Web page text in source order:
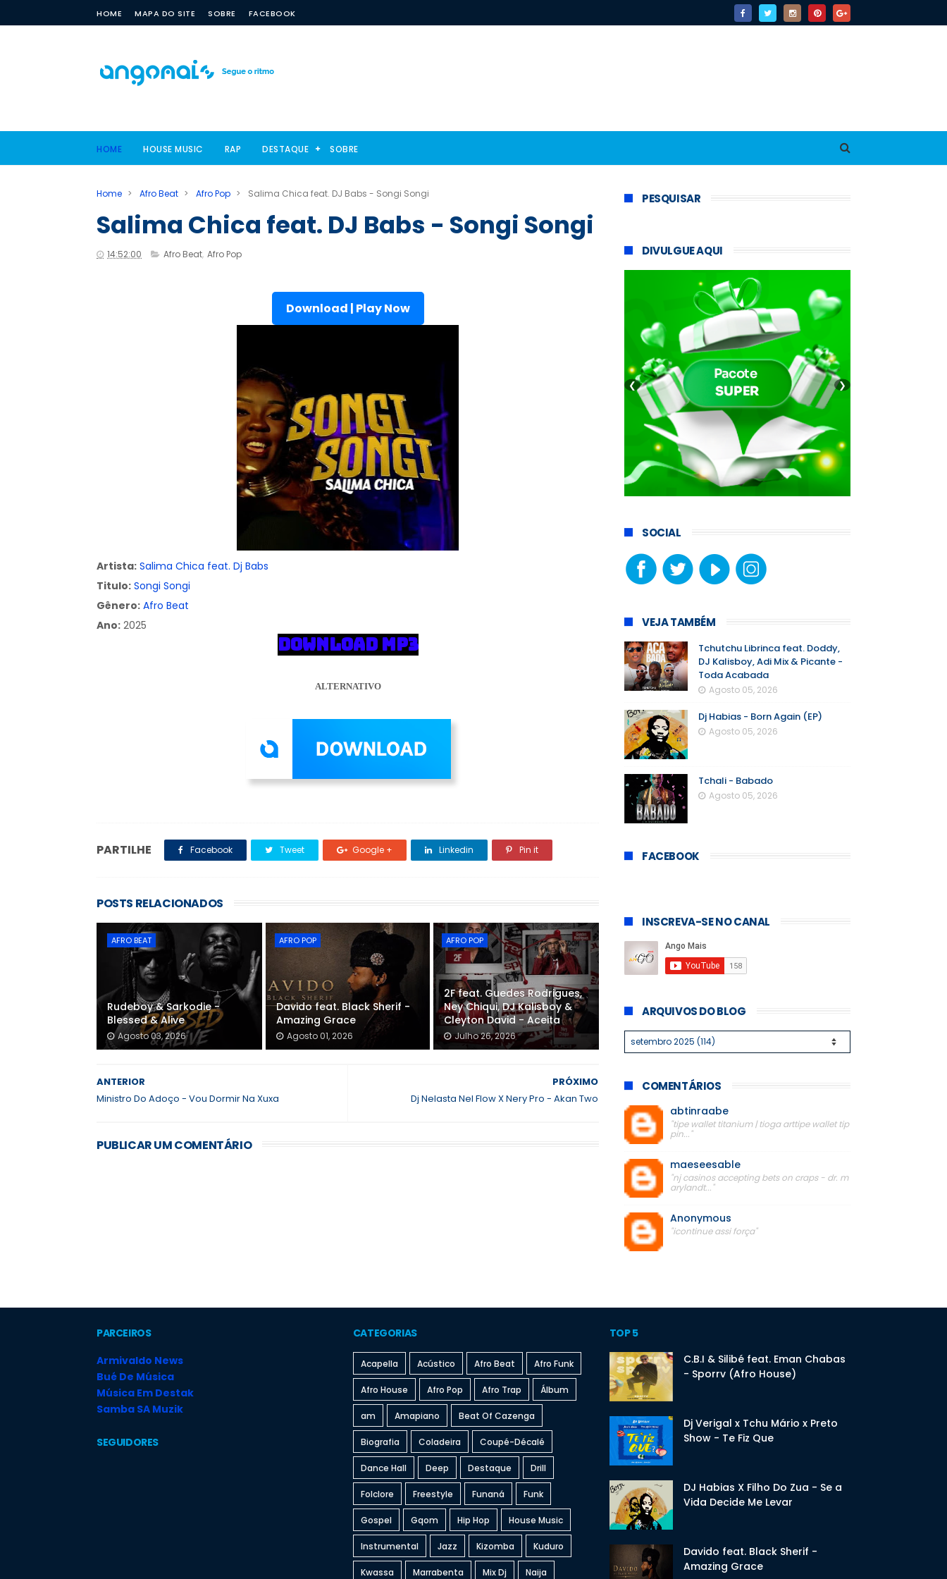
HOME MAPA DO SITE SOBRE FACEBOOK
HOME HOUSE MUSIC RAP DESTAQUE SOBRE
Home > Afro Beat > Afro Pop > Salima Chica feat. DJ Babs - Songi Songi
Salima Chica feat. DJ Babs - Songi Songi
14:52:00 Afro Beat, Afro Pop
Download | Play Now
Artista: Salima Chica feat. Dj Babs
Titulo: Songi Songi
Gênero: Afro Beat
Ano: 2025
DOWNLOAD MP3
ALTERNATIVO
PARTILHE Facebook Tweet Google + Linkedin Pin it
POSTS RELACIONADOS
AFRO BEAT
Rudeboy & Sarkodie -
Blessed & Alive
Agosto 03, 2026
AFRO POP
Davido feat. Black Sherif -
Amazing Grace
Agosto 01, 2026
AFRO POP
2F feat. Guedes Rodrigues,
Ney Chiqui, DJ Kalisboy &
Cleyton David - Aceita
Julho 26, 2026
PRÓXIMO
Dj Nelasta Nel Flow X Nery Pro - Akan Two
ANTERIOR
Ministro Do Adoço - Vou Dormir Na Xuxa
PUBLICAR UM COMENTÁRIO
PESQUISAR
DIVULGUE AQUI
❮ ❯
SOCIAL
VEJA TAMBÉM
Tchutchu Librinca feat. Doddy,
DJ Kalisboy, Adi Mix & Picante -
Toda Acabada
Agosto 05, 2026
Dj Habias - Born Again (EP)
Agosto 05, 2026
Tchali - Babado
Agosto 05, 2026
FACEBOOK
INSCREVA-SE NO CANAL
ARQUIVOS DO BLOG
COMENTÁRIOS
abtinraabe
"tipe wallet titanium | tioga arttipe wallet tip
pin..."
maeseesable
"nj casinos accepting bets on craps - dr. m
arylandt..."
Anonymous
"icontinue assi força"
PARCEIROS
Armivaldo News
Bué De Música
Música Em Destak
Samba SA Muzik
SEGUIDORES
CATEGORIAS
Acapella Acústico Afro Beat Afro Funk
Afro House Afro Pop Afro Trap Álbum
am Amapiano Beat Of Cazenga
Biografia Coladeira Coupé-Décalé
Dance Hall Deep Destaque Drill
Folclore Freestyle Funaná Funk
Gospel Gqom Hip Hop House Music
Instrumental Jazz Kizomba Kuduro
Kwassa Marrabenta Mix Dj Naija
TOP 5
C.B.I & Silibé feat. Eman Chabas
- Sporrv (Afro House)
Dj Verigal x Tchu Mário x Preto
Show - Te Fiz Que
DJ Habias X Filho Do Zua - Se a
Vida Decide Me Levar
Davido feat. Black Sherif -
Amazing Grace